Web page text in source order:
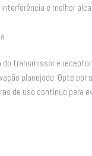
interferência e melhor
do transmissor e
planejado. Opte
de uso contínuo para